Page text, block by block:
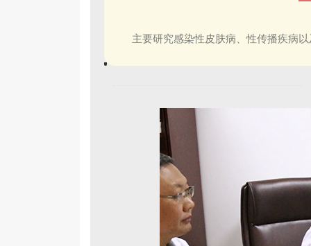
主要研究感染性皮肤病、性传播疾病以